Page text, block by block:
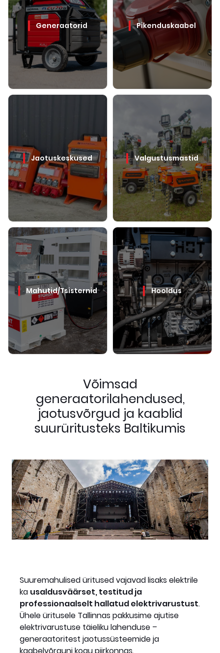
Generaatorid Pikenduskaabel
Jaotuskeskused Valgustusmastid
Mahutid/Tsisternid Hooldus
Võimsad
generaatorilahendused,
jaotusvõrgud ja kaablid
suurüritusteks Baltikumis
Suuremahulised üritused vajavad lisaks elektrile
ka usaldusväärset, testitud ja
professionaalselt hallatud elektrivarustust.
Ühele üritusele Tallinnas pakkusime ajutise
elektrivarustuse täieliku lahenduse –
generaatoritest jaotussüsteemide ja